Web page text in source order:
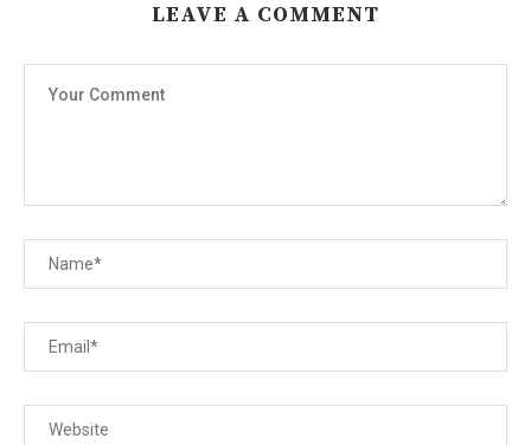
LEAVE A COMMENT